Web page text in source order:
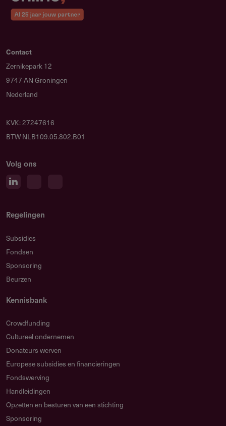
Contact
Zernikepark 12
9747 AN Groningen
Nederland
KVK: 27247616
BTW NLB109.05.802.B01
Volg ons
Regelingen
Subsidies
Fondsen
Sponsoring
Beurzen
Kennisbank
Crowdfunding
Cultureel ondernemen
Donateurs werven
Europese subsidies en financieringen
Fondswerving
Handleidingen
Opzetten en besturen van een stichting
Sponsoring